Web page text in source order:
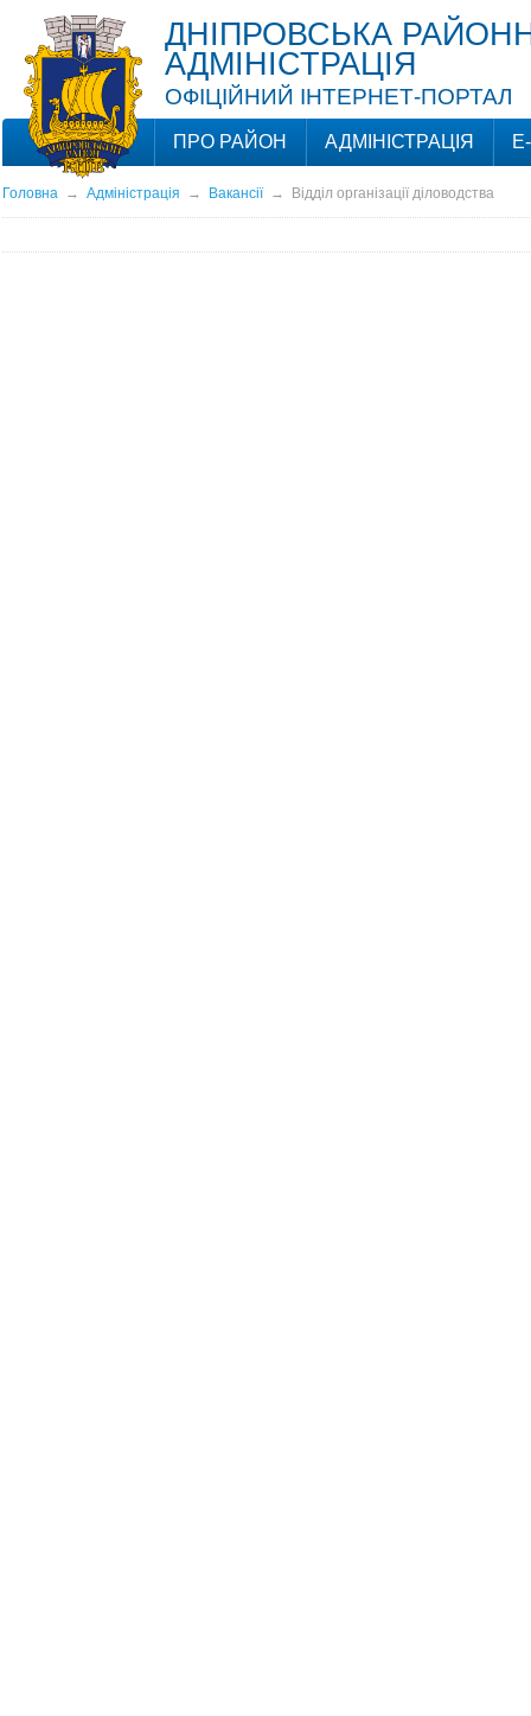
ДНІПРОВСЬКА
АДМІНІСТРАЦІЯ
ОФІЦІЙНИЙ ІНТЕРНЕТ-ПОРТАЛ
ПРО РАЙОН АДМІНІСТРАЦІЯ
Головна→ Адміністрація → Вакансії→ Відділ організації діловодства